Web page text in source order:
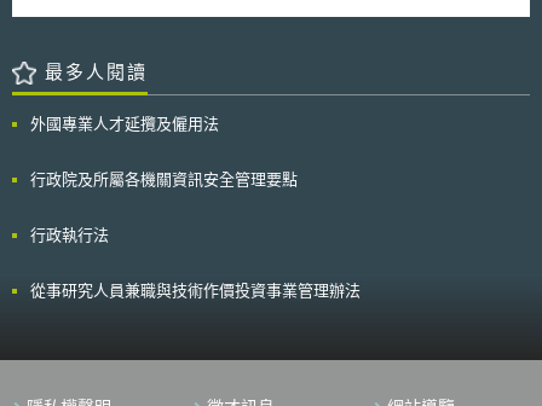
最多人閱讀
外國專業人才延攬及僱用法
行政院及所屬各機關資訊安全管理要點
行政執行法
從事研究人員兼職與技術作價投資事業管理辦法